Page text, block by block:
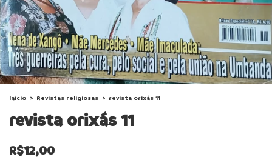
Início > Revistas religiosas > revista orixás 11
revista orixás 11
R$12,00